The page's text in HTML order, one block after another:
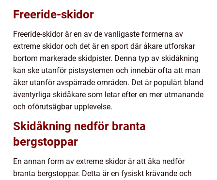
Freeride-skidor
Freeride-skidor är en av de vanligaste formerna av
extreme skidor och det är en sport där åkare utforskar
bortom markerade skidpister. Denna typ av skidåkning
kan ske utanför pistsystemen och innebär ofta att man
åker utanför avspärrade områden. Det är populärt bland
äventyrliga skidåkare som letar efter en mer utmanande
och oförutsägbar upplevelse.
Skidåkning nedför branta
bergstoppar
En annan form av extreme skidor är att åka nedför
branta bergstoppar. Detta är en fysiskt krävande och